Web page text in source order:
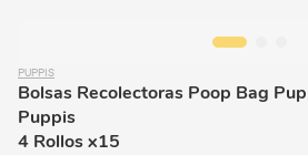
PUPPIS
Bolsas Recolectoras Poop Bag
Puppis
4 Rollos x15